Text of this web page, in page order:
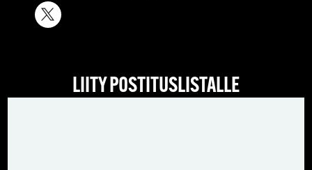
LIITY POSTITUSLISTALLE